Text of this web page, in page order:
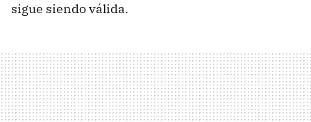
sigue siendo válida.